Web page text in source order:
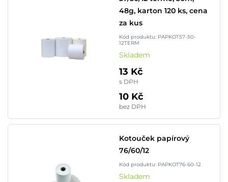
48g, karton 120 ks, cena
za kus
Kód produktu: PAPKOT57-50-
12TERM
Skladem
13 Kč
s DPH
10 Kč
bez DPH
Kotouček papírový
76/60/12
Kód produktu: PAPKOT76-60-12
Skladem